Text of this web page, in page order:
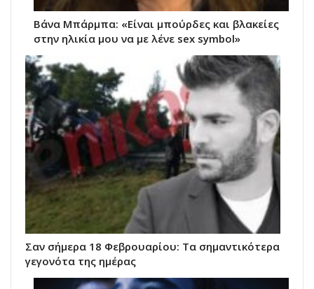
Βάνα Μπάρμπα: «Είναι μπούρδες και βλακείες
στην ηλικία μου να με λένε sex symbol»
Σαν σήμερα 18 Φεβρουαρίου: Τα σημαντικότερα
γεγονότα της ημέρας